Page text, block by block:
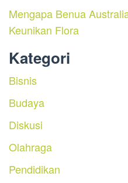
Mengapa Benua
Keunikan Flora
Kategori
Bisnis
Budaya
Diskusi
Olahraga
Pendidikan